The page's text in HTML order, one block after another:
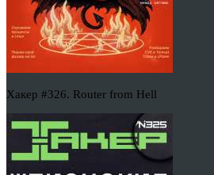
Хакер #326. Router from Hell